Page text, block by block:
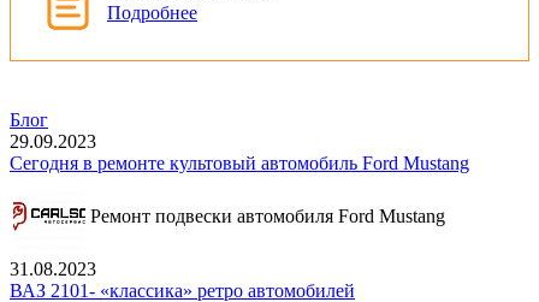
Подробнее
Блог
29.09.2023
Сегодня в ремонте культовый автомобиль Ford Mustang
Ремонт подвески автомобиля Ford Mustang
31.08.2023
ВАЗ 2101- «классика» ретро автомобилей